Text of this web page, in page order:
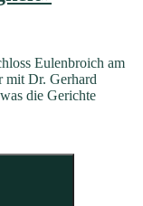
Eulenbroich am
mit Dr. Gerhard
die Gerichte